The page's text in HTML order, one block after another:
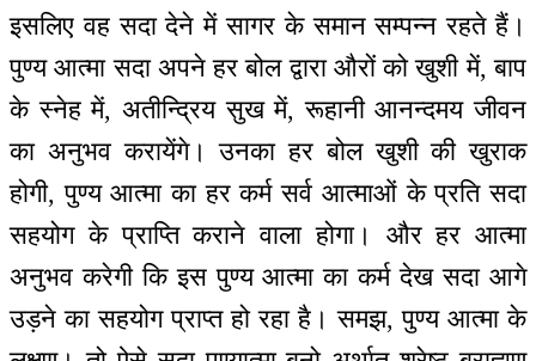
इसलिए वह सदा देने में सागर के समान सम्पन्न रहते हैं।
पुण्य आत्मा सदा अपने हर बोल द्वारा औरों को खुशी में, बाप
के स्नेह में, अतीन्द्रिय सुख में, रूहानी आनन्दमय जीवन
का अनुभव करायेंगे। उनका हर बोल खुशी की खुराक
होगी, पुण्य आत्मा का हर कर्म सर्व आत्माओं के प्रति सदा
सहयोग के प्राप्ति कराने वाला होगा। और हर आत्मा
अनुभव करेगी कि इस पुण्य आत्मा का कर्म देख सदा आगे
उड़ने का सहयोग प्राप्त हो रहा है। समझ, पुण्य आत्मा के